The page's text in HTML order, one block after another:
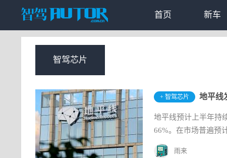
首页 新车
智驾芯片
+ 智驾芯片 地平线
地平线预计上半年持
66%。在市场普遍预
雨来